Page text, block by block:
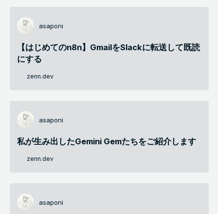
asaponi
【はじめてのn8n】GmailをSlackに転送して既読
にする
zenn.dev
asaponi
私が生み出したGemini Gemたちをご紹介します
zenn.dev
asaponi